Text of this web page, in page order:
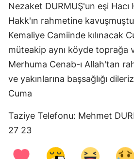
Nezaket DURMUŞ'un eşi Hacı
Hakk'ın rahmetine
Kemaliye Camiinde kılınacak
müteakip aynı köyde toprağa
Merhuma Cenab-ı Allah'tan
ve yakınlarına başsağlığı
Cuma
Taziye Telefonu: Mehmet
27 23